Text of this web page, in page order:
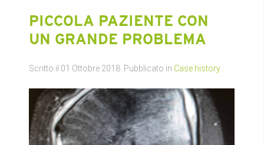
PICCOLA PAZIENTE CON
UN GRANDE PROBLEMA
Scritto il 01 Ottobre 2018 . Pubblicato in Case history